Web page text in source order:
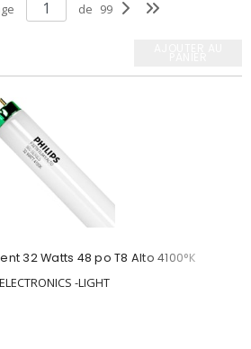
de 99
32 Watts 48 po T8 Alto 4100°K
-LIGHT